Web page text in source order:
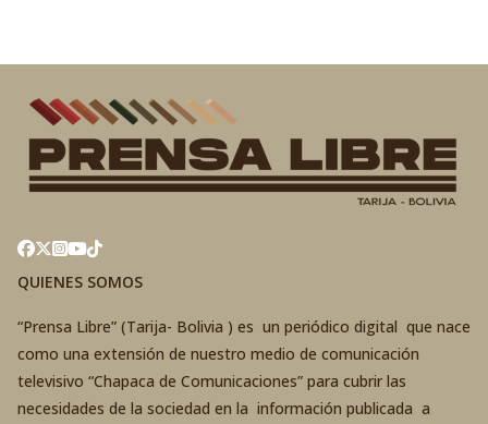
QUIENES SOMOS
“Prensa Libre” (Tarija- Bolivia ) es un periódico digital que nace
como una extensión de nuestro medio de comunicación
televisivo “Chapaca de Comunicaciones” para cubrir las
necesidades de la sociedad en la información publicada a